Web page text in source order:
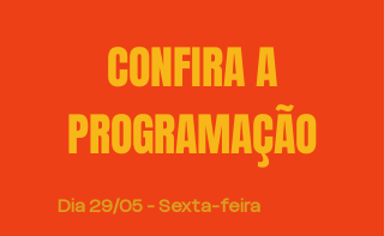
CONFIRA A
PROGRAMAÇÃO
Dia 29/05 - Sexta-feira